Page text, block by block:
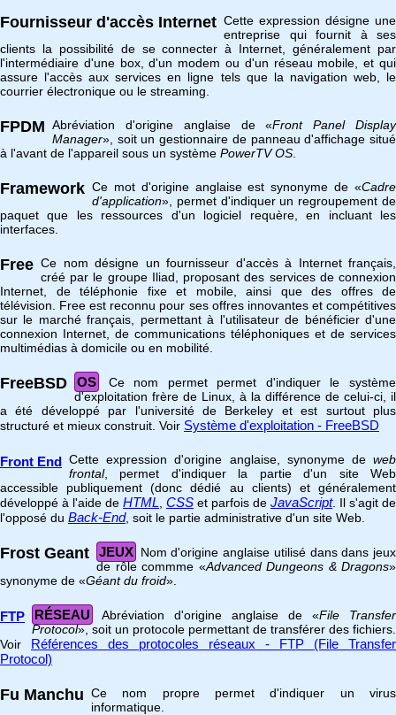
Fournisseur d'accès Internet Cette expression désigne une
entreprise qui fournit à ses
clients la possibilité de se connecter à Internet, généralement par
l'intermédiaire d'une box, d'un modem ou d'un réseau mobile, et qui
assure l'accès aux services en ligne tels que la navigation web, le
courrier électronique ou le streaming.
FPDM Abréviation d'origine anglaise de «Front Panel Display
Manager», soit un gestionnaire de panneau d'affichage situé
à l'avant de l'appareil sous un système PowerTV OS
Framework Ce mot d'origine anglaise est synonyme de «Cadre
d'application», permet d'indiquer un regroupement de
paquet que les ressources d'un logiciel requère, en incluant les
interfaces.
Free Ce nom désigne un fournisseur d'accès à Internet français,
créé par le groupe Iliad, proposant des services de connexion
Internet, de téléphonie fixe et mobile, ainsi que des offres de
télévision. Free est reconnu pour ses offres innovantes et compétitives
sur le marché français, permettant à l'utilisateur de bénéficier d'une
connexion Internet, de communications téléphoniques et de services
multimédias à domicile ou en mobilité.
FreeBSD OS
Ce nom permet permet d'indiquer le système
d'exploitation frère de Linux, à la différence de celui-ci, il
a été développé par l'université de Berkeley et est surtout plus
structuré et mieux construit. Voir Système d'exploitation - FreeBSD
Front End Cette expression d'origine anglaise, synonyme de web
frontal, permet d'indiquer la partie d'un site Web
accessible publiquement (donc dédié au clients) et généralement
développé à l'aide de HTML CSS et parfois de JavaScript. Il s'agit de
l'opposé du Back-End, soit le partie administrative d'un site Web.
Frost Geant JEUX Nom d'origine anglaise utilisé dans dans jeux
de rôle commme «Advanced Dungeons & Dragons»
synonyme de «Géant du froid».
FTP RÉSEAU Abréviation d'origine anglaise de «File Transfer
Protocol», soit un protocole permettant de transférer des fichiers.
Voir Références des protocoles réseaux - FTP (File Transfer
Protocol)
Fu Manchu Ce nom propre permet d'indiquer un virus
informatique.